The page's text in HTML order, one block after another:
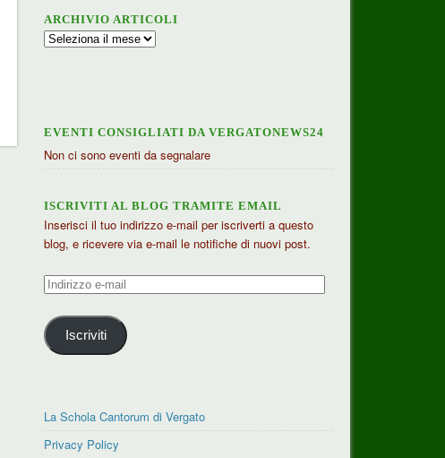
ARCHIVIO ARTICOLI
Archivio
EVENTI CONSIGLIATI DA VERGATONEWS24
Non ci sono eventi da segnalare
ISCRIVITI AL BLOG TRAMITE EMAIL
Inserisci il tuo indirizzo e-mail per iscriverti a questo
blog, e ricevere via e-mail le notifiche di nuovi post.
Indirizzo
mail
Iscriviti
La Schola Cantorum di Vergato
Privacy Policy